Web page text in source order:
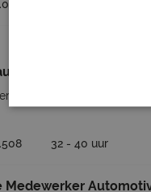
per maand
recycling
Detachering BV
32 - 40 uur
Medewerker